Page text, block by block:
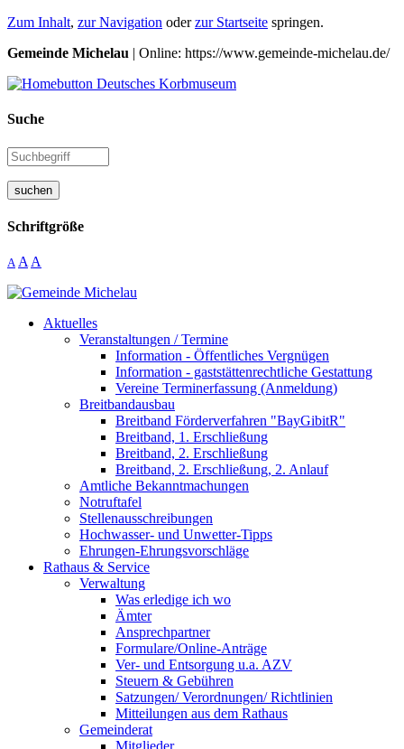
Zum Inhalt, zur Navigation oderzur Startseite springen.
Gemeinde Michelau | Online: https://www.gemeinde-michelau.de/
Suche
suchen
Schriftgröße
A A A
Aktuelles
Veranstaltungen / Termine
Information - Öffentliches Vergnügen
Information - gaststättenrechtliche Gestattung
Vereine Terminerfassung (Anmeldung)
Breitbandausbau
Breitband Förderverfahren "BayGibitR"
Breitband, 1. Erschließung
Breitband, 2. Erschließung
Breitband, 2. Erschließung, 2. Anlauf
Amtliche Bekanntmachungen
Notruftafel
Stellenausschreibungen
Hochwasser- und Unwetter-Tipps
Ehrungen-Ehrungsvorschläge
Rathaus & Service
Verwaltung
Was erledige ich wo
Ämter
Ansprechpartner
Formulare/Online-Anträge
Ver- und Entsorgung u.a. AZV
Steuern & Gebühren
Satzungen/ Verordnungen/ Richtlinien
Mitteilungen aus dem Rathaus
Gemeinderat
Mitglieder